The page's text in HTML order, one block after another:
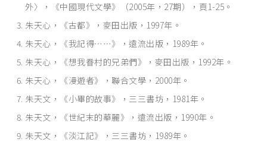
外〉，《中國現代文學》（2005年，27期），頁1-25。
朱天心，《古都》，麥田出版，1997年。
朱天心，《我記得⋯⋯》，遠流出版，1989年。
朱天心，《想我眷村的兄弟們》，麥田出版，1992年。
朱天心，《漫遊者》，聯合文學，2000年。
朱天文，《小畢的故事》，三三書坊，1981年。
朱天文，《世紀末的華麗》，遠流出版，1990年。
朱天文，《淡江記》，三三書坊，1989年。